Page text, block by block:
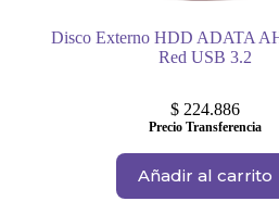
Disco Externo HDD ADATA
Red USB 3.2
$224.886
Precio Transferencia
Añadir al carrito